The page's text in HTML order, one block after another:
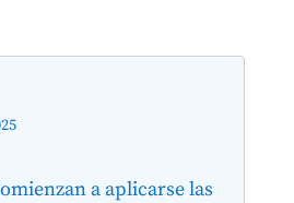
a aplicarse las